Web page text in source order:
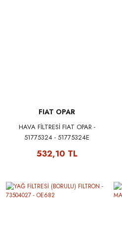
FIAT OPAR
HAVA FİLTRESİ FIAT OPAR -
51775324 - 51775324E
532,10 TL